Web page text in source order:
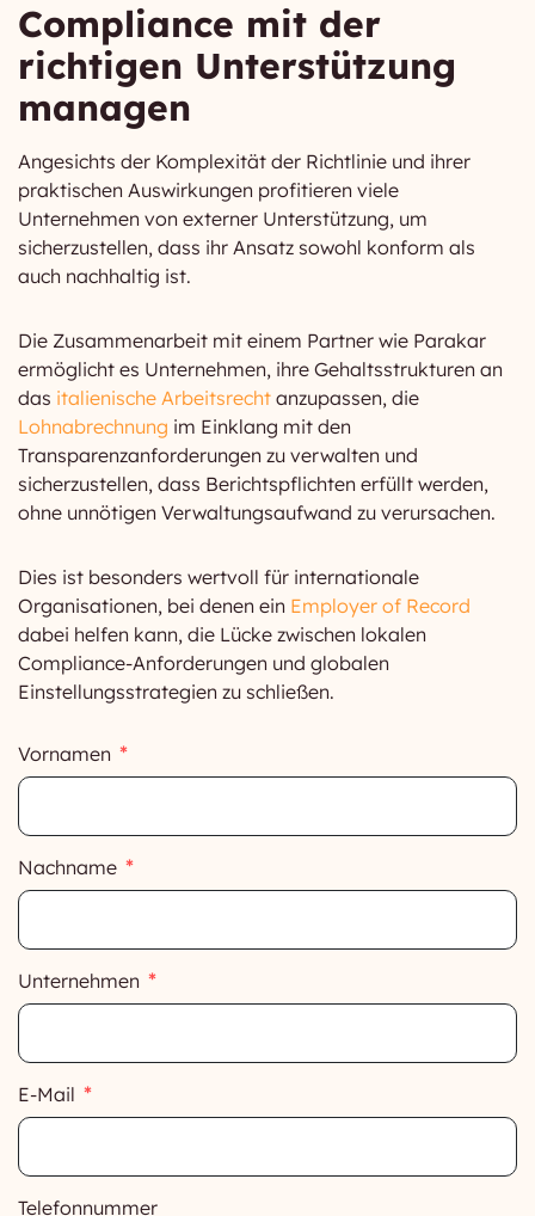
Compliance mit der
richtigen Unterstützung
managen
Angesichts der Komplexität der Richtlinie und ihrer
praktischen Auswirkungen profitieren viele
Unternehmen von externer Unterstützung, um
sicherzustellen, dass ihr Ansatz sowohl konform als
auch nachhaltig ist.
Die Zusammenarbeit mit einem Partner wie Parakar
ermöglicht es Unternehmen, ihre Gehaltsstrukturen an
das italienische Arbeitsrecht anzupassen, die
Lohnabrechnung im Einklang mit den
Transparenzanforderungen zu verwalten und
sicherzustellen, dass Berichtspflichten erfüllt werden,
ohne unnötigen Verwaltungsaufwand zu verursachen.
Dies ist besonders wertvoll für internationale
Organisationen, bei denen ein Employer of Record
dabei helfen kann, die Lücke zwischen lokalen
Compliance-Anforderungen und globalen
Einstellungsstrategien zu schließen.
Vornamen
Nachname
Unternehmen
E-Mail
Telefonnummer